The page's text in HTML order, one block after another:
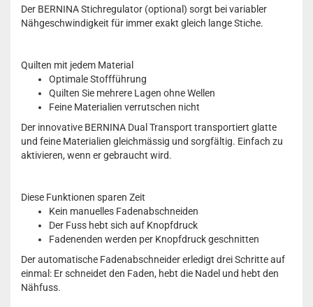
Der BERNINA Stichregulator (optional) sorgt bei variabler
Nähgeschwindigkeit für immer exakt gleich lange Stiche.
Quilten mit jedem Material
Optimale Stoffführung
Quilten Sie mehrere Lagen ohne Wellen
Feine Materialien verrutschen nicht
Der innovative BERNINA Dual Transport transportiert glatte
und feine Materialien gleichmässig und sorgfältig. Einfach zu
aktivieren, wenn er gebraucht wird.
Diese Funktionen sparen Zeit
Kein manuelles Fadenabschneiden
Der Fuss hebt sich auf Knopfdruck
Fadenenden werden per Knopfdruck geschnitten
Der automatische Fadenabschneider erledigt drei Schritte auf
einmal: Er schneidet den Faden, hebt die Nadel und hebt den
Nähfuss.